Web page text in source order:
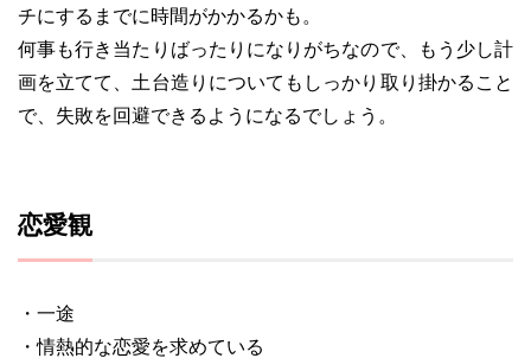
チにするまでに時間がかかるかも。
何事も行き当たりばったりになりがちなので、もう少し計
画を立てて、土台造りについてもしっかり取り掛かること
で、失敗を回避できるようになるでしょう。
恋愛観
・一途
・情熱的な恋愛を求めている